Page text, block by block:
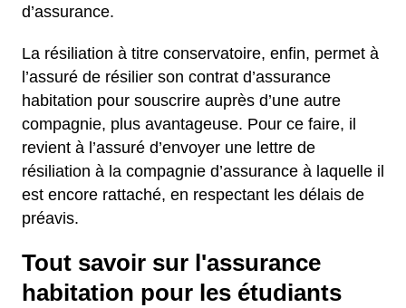
d’assurance.
La résiliation à titre conservatoire, enfin, permet à
l’assuré de résilier son contrat d’assurance
habitation pour souscrire auprès d’une autre
compagnie, plus avantageuse. Pour ce faire, il
revient à l’assuré d’envoyer une lettre de
résiliation à la compagnie d’assurance à laquelle il
est encore rattaché, en respectant les délais de
préavis.
Tout savoir sur l'assurance
habitation pour les étudiants